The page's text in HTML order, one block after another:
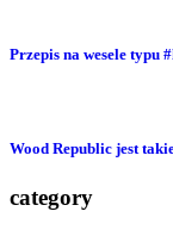
Przepis na wesele typu
Wood Republic jest
category